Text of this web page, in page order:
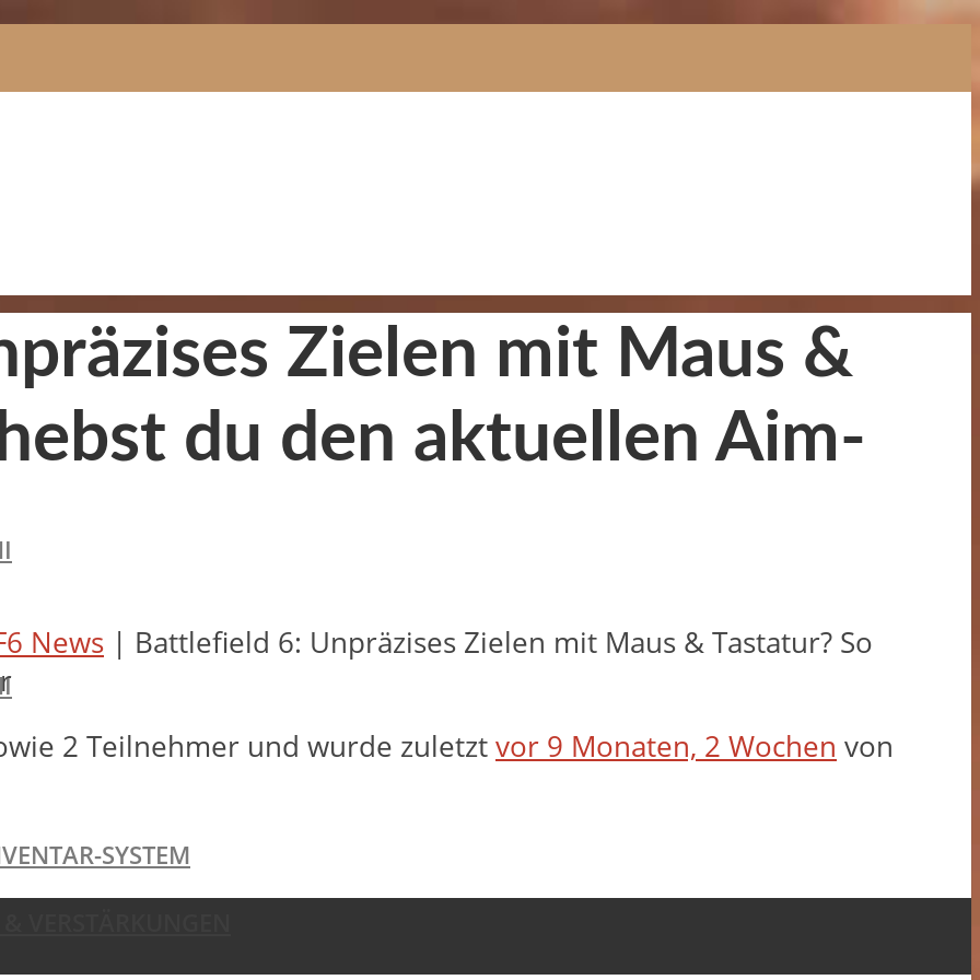
SYSTEM
Zielen mit Maus &
du den aktuellen Aim-
News | Battlefield 6: Unpräzises Zielen mit Maus & Tastatur? So
2 Teilnehmer und wurde zuletzt vor 9 Monaten, 2 Wochen von